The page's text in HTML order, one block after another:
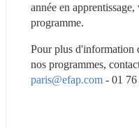
année en
programme.
Pour plus d'information
paris@efap.com - 01